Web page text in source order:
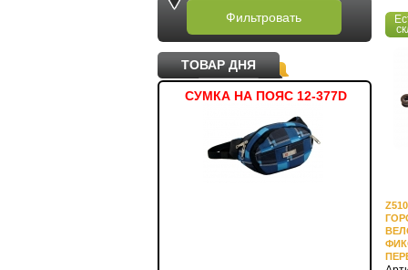
Фильтровать
ТОВАР ДНЯ
СУМКА НА ПОЯС 12-377D